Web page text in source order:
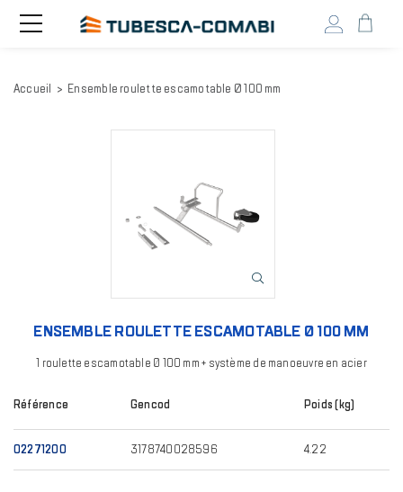
Aller
Toggle
navigation
Accueil Ensemble roulette escamotable Ø 100 mm
ENSEMBLE ROULETTE ESCAMOTABLE Ø 100 MM
1 roulette escamotable Ø 100 mm + système de manoeuvre en acier
Référence Gencod Poids (kg)
02271200 3178740028596 4.22